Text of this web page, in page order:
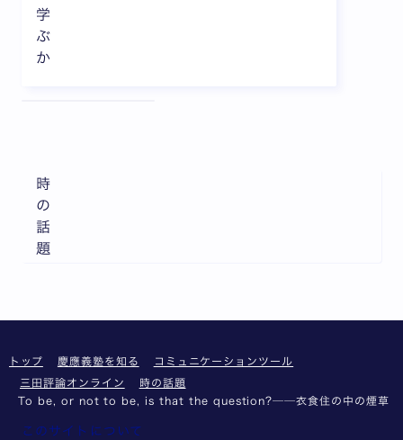
学
ぶ
か
時
の
話
題
トップ 慶應義塾を知る
コミュニケーションツール
三田評論オンライン
時の話題
To be, or not to be, is that the question?──衣食住の中の煙草
このサイトについて